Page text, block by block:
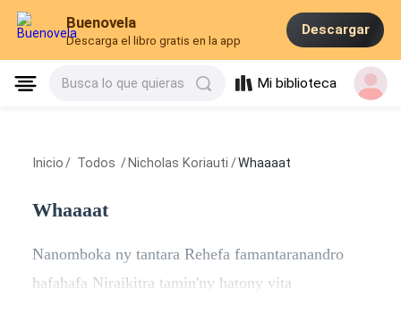
Buenovela
Descarga el libro gratis en la app
Descargar
Busca lo que quieras Mi biblioteca
Inicio / Todos / Nicholas Koriauti /Whaaaat
Whaaaat
Nanomboka ny tantara Rehefa famantaranandro
hafahafa Niraikitra tamin'ny hatony vita